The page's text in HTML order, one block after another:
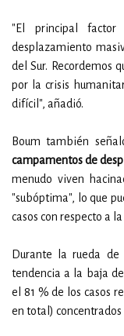
"El principal
desplazamiento
del Sur. Recordemos
por la crisis
difícil", añadió.
Boum también
campamentos de
menudo viven
"subóptima", lo que
casos con respecto a
Durante la rueda
tendencia a la baja
el 81 % de los casos
en total)